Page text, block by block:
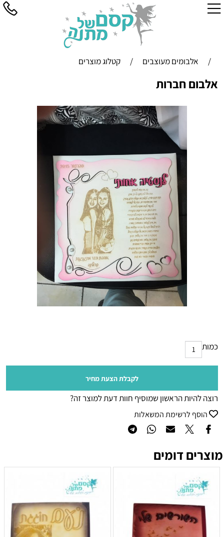
/ אלבומים מעוצבים / קטלוג מוצרים
אלבום חברות
כמות
לקבלת הצעת מחיר
רוצה להיות הראשון שמוסיף חוות דעת למוצר זה?
הוסף לרשימת המשאלות
מוצרים דומים